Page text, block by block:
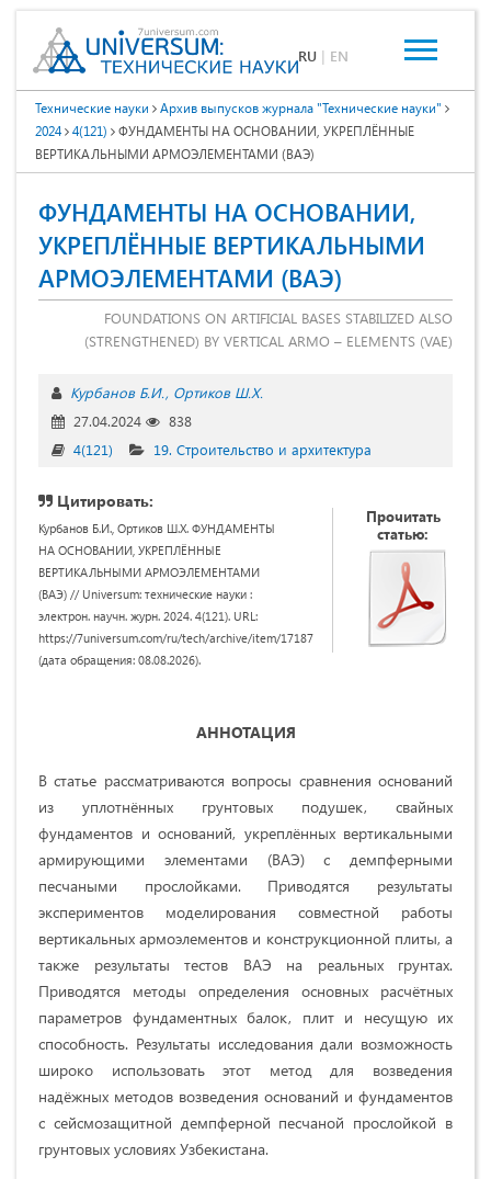
RU | EN
Технические науки
Архив выпусков журнала "Технические науки"
2024
4(121)
ФУНДАМЕНТЫ НА ОСНОВАНИИ, УКРЕПЛЁННЫЕ
ВЕРТИКАЛЬНЫМИ АРМОЭЛЕМЕНТАМИ (ВАЭ)
ФУНДАМЕНТЫ НА ОСНОВАНИИ,
УКРЕПЛЁННЫЕ ВЕРТИКАЛЬНЫМИ
АРМОЭЛЕМЕНТАМИ (ВАЭ)
FOUNDATIONS ON ARTIFICIAL BASES STABILIZED ALSO
(STRENGTHENED) BY VERTICAL ARMO – ELEMENTS (VAE)
Курбанов Б.И. Ортиков Ш.Х.
27.04.2024
838
4(121)
19. Строительство и архитектура
Цитировать:
Курбанов Б.И., Ортиков Ш.Х. ФУНДАМЕНТЫ
НА ОСНОВАНИИ, УКРЕПЛЁННЫЕ
ВЕРТИКАЛЬНЫМИ АРМОЭЛЕМЕНТАМИ
(ВАЭ) // Universum: технические науки :
электрон. научн. журн. 2024. 4(121). URL:
https://7universum.com/ru/tech/archive/item/17187
(дата обращения: 08.08.2026).
Прочитать
статью:
АННОТАЦИЯ
В статье рассматриваются вопросы сравнения оснований
из уплотнённых грунтовых подушек, свайных
фундаментов и оснований, укреплённых вертикальными
армирующими элементами (ВАЭ) с демпферными
песчаными прослойками. Приводятся результаты
экспериментов моделирования совместной работы
вертикальных армоэлементов и конструкционной плиты, а
также результаты тестов ВАЭ на реальных грунтах.
Приводятся методы определения основных расчётных
параметров фундаментных балок, плит и несущую их
способность. Результаты исследования дали возможность
широко использовать этот метод для возведения
надёжных методов возведения оснований и фундаментов
с сейсмозащитной демпферной песчаной прослойкой в
грунтовых условиях Узбекистана.